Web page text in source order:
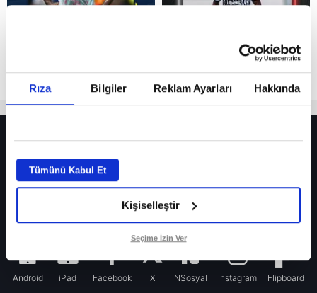
Rıza Bilgiler Reklam Ayarları Hakkında
Tümünü Kabul Et
Kişiselleştir
Seçime İzin Ver
Fenerbahçe’de sürpriz ayrılık ihtimali! Devre arasında gelmişti
Fenerbahçe’nin yeni transferi Mason Greenwood için olay sözler!
Galatasaray’da rota yeniden Thiago Almada!
Android iPad Facebook X NSosyal Instagram Flipboard